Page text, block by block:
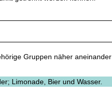
Gruppen näher aneinander
Limonade, Bier und Wasser.